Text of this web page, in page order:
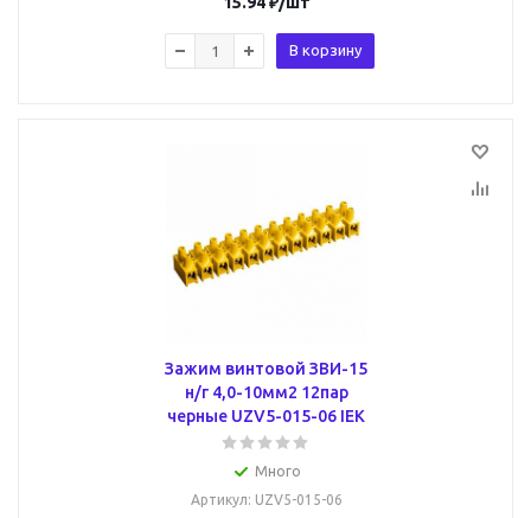
В корзину
Зажим винтовой ЗВИ-15
н/г 4,0-10мм2 12пар
черные UZV5-015-06 IEK
Много
Артикул: UZV5-015-06